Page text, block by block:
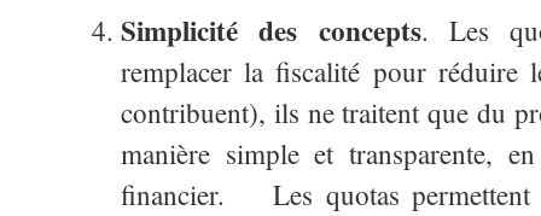
Simplicité des concepts. Les
remplacer la fiscalité pour réduire
contribuent), ils ne traitent que du
manière simple et transparente,
financier. Les quotas permettent